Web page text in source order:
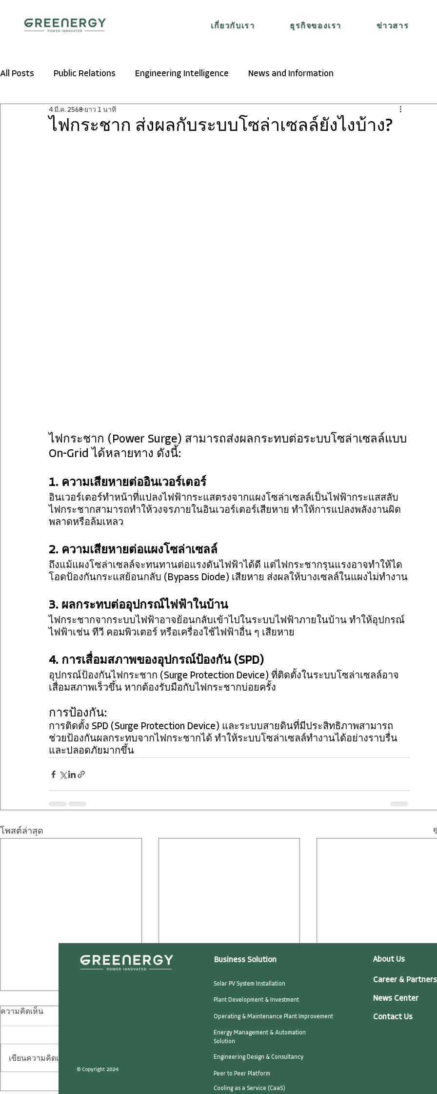
เกี่ยวกับเรา ธุรกิจของเรา ข่าวสาร
All Posts Public Relations Engineering Intelligence News and Information
ไฟกระชาก ส่งผลกับระบบโซล่าเซลล์ยังไงบ้าง?
4 มี.ค. 2568 ยาว 1 นาที
ไฟกระชาก (Power Surge) สามารถส่งผลกระทบต่อระบบโซล่าเซลล์แบบ
On-Grid ได้หลายทาง ดังนี้:
1. ความเสียหายต่ออินเวอร์เตอร์
อินเวอร์เตอร์ทำหน้าที่แปลงไฟฟ้ากระแสตรงจากแผงโซล่าเซลล์เป็นไฟฟ้ากระแสสลับ
ไฟกระชากสามารถทำให้วงจรภายในอินเวอร์เตอร์เสียหาย ทำให้การแปลงพลังงานผิด
พลาดหรือล้มเหลว
2. ความเสียหายต่อแผงโซล่าเซลล์
ถึงแม้แผงโซล่าเซลล์จะทนทานต่อแรงดันไฟฟ้าได้ดี แต่ไฟกระชากรุนแรงอาจทำให้ได
โอดป้องกันกระแสย้อนกลับ (Bypass Diode) เสียหาย ส่งผลให้บางเซลล์ในแผงไม่ทำงาน
3. ผลกระทบต่ออุปกรณ์ไฟฟ้าในบ้าน
ไฟกระชากจากระบบไฟฟ้าอาจย้อนกลับเข้าไปในระบบไฟฟ้าภายในบ้าน ทำให้อุปกรณ์
ไฟฟ้าเช่น ทีวี คอมพิวเตอร์ หรือเครื่องใช้ไฟฟ้าอื่น ๆ เสียหาย
4. การเสื่อมสภาพของอุปกรณ์ป้องกัน (SPD)
อุปกรณ์ป้องกันไฟกระชาก (Surge Protection Device) ที่ติดตั้งในระบบโซล่าเซลล์อาจ
เสื่อมสภาพเร็วขึ้น หากต้องรับมือกับไฟกระชากบ่อยครั้ง
การป้องกัน:
การติดตั้ง SPD (Surge Protection Device) และระบบสายดินที่มีประสิทธิภาพสามารถ
ช่วยป้องกันผลกระทบจากไฟกระชากได้ ทำให้ระบบโซล่าเซลล์ทำงานได้อย่างราบรื่น
และปลอดภัยมากขึ้น
โพสต์ล่าสุด
ตอบทุกคำถาม "โซลาร์ภาค ประวัติย่อของการ “แปลงแสง
ความคิดเห็น
เขียนความคิดเห็น…
© Copyright 2024
Business Solution
Solar PV System Installation
Plant Development & Investment
Operating & Maintenance Plant Improvement
Energy Management & Automation
Solution
Engineering Design & Consultancy
Peer to Peer Platform
Cooling as a Service (CaaS)
About Us
Career &
News Center
Contact Us